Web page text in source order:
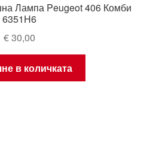
Лампа Peugeot 406 Комби
6351H6
€30,00
в количката